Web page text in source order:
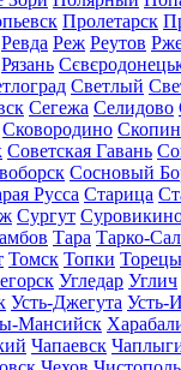
Пролетарск
Ревда Реж Реутов
Рязань
Светлый
Сегежа Селидово
Сковородино Скопин
Советская Гавань
Сосновый
Русса Старица
Сургут
Тара Тарко-
Томск Топки
Угледар Углич
Усть-Джегута Усть-
Мансийск
Чапаевск